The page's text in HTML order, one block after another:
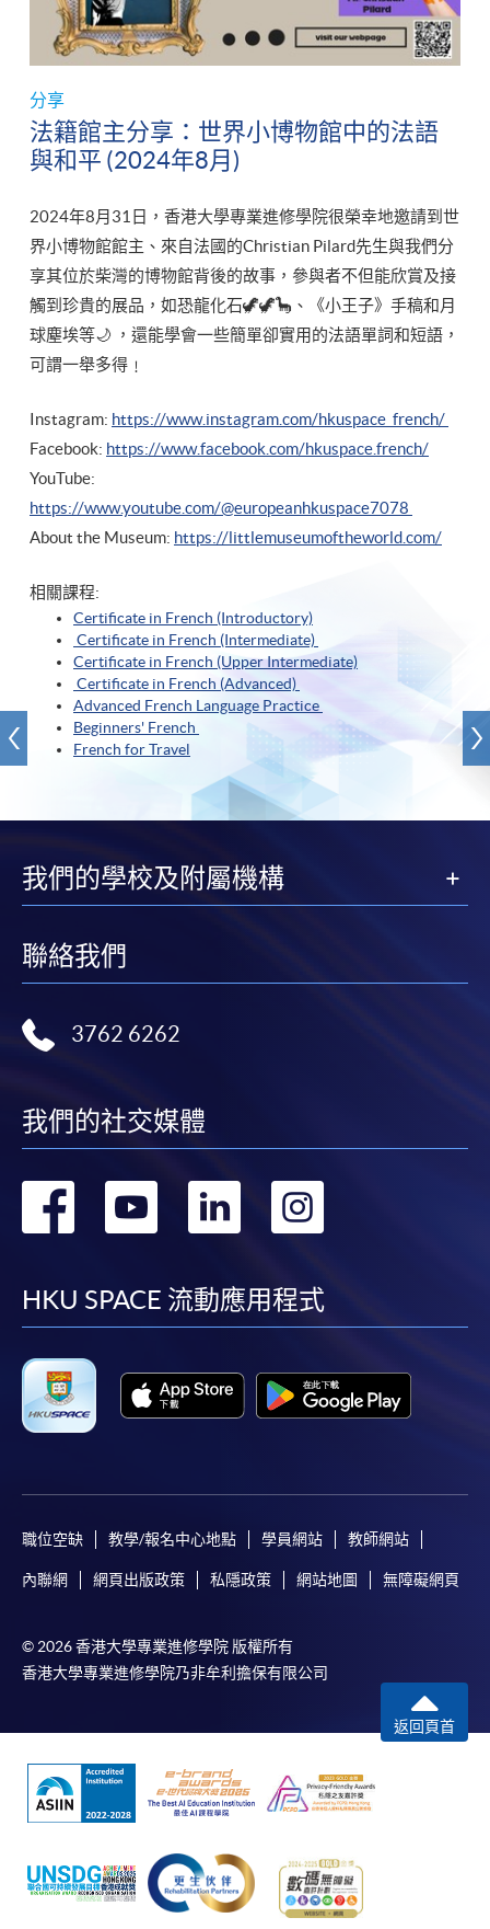
分享
法籍館主分享：世界小博物館中的法語
與和平 (2024年8月)
2024年8月31日，香港大學專業進修學院很榮幸地邀請到世
界小博物館館主、來自法國的Christian Pilard先生與我們分
享其位於柴灣的博物館背後的故事，參與者不但能欣賞及接
觸到珍貴的展品，如恐龍化石🦖🦖🦕、《小王子》手稿和月
球塵埃等🌙 ，還能學會一些簡單卻實用的法語單詞和短語，
可謂一舉多得﹗
Instagram: https://www.instagram.com/hkuspace_french/
Facebook: https://www.facebook.com/hkuspace.french/
YouTube:
https://www.youtube.com/@europeanhkuspace7078
About the Museum: https://littlemuseumoftheworld.com/
相關課程:
Certificate in French (Introductory)
Certificate in French (Intermediate)
Certificate in French (Upper Intermediate)
Certificate in French (Advanced)
Advanced French Language Practice
Beginners' French
French for Travel
我們的學校及附屬機構
聯絡我們
3762 6262
我們的社交媒體
轉
facebook
轉
youtube
轉
linkedin
轉
HKU SPACE 流動應用程式
職位空缺 教學/報名中心地點 學員網站 教師網站
內聯網 網頁出版政策 私隱政策 網站地圖 無障礙網頁
© 2026 香港大學專業進修學院 版權所有
香港大學專業進修學院乃非牟利擔保有限公司
返回頁首